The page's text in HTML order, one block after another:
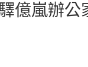
億嵐辦公